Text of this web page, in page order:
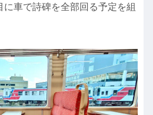
車で詩碑を全部回る予定を組